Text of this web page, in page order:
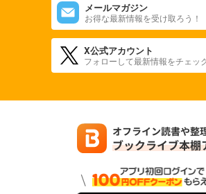
メールマガジン
お得な最新情報を受け取ろう！
X公式アカウント
フォローして最新情報をチェッ